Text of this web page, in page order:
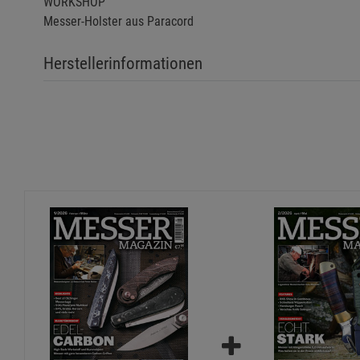
Messer-Holster aus Paracord
Herstellerinformationen